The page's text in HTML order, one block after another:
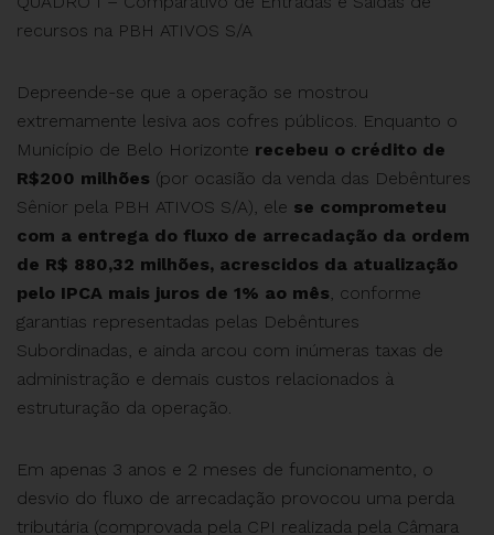
recursos na PBH ATIVOS S/A
Depreende-se que a operação se mostrou
extremamente lesiva aos cofres públicos. Enquanto o
Município de Belo Horizonte recebeu o crédito de
R$200 milhões (por ocasião da venda das Debêntures
Sênior pela PBH ATIVOS S/A), ele se comprometeu
com a entrega do fluxo de arrecadação da ordem
de R$ 880,32 milhões, acrescidos da atualização
pelo IPCA mais juros de 1% ao mês, conforme
garantias representadas pelas Debêntures
Subordinadas, e ainda arcou com inúmeras taxas de
administração e demais custos relacionados à
estruturação da operação.
Em apenas 3 anos e 2 meses de funcionamento, o
desvio do fluxo de arrecadação provocou uma perda
tributária (comprovada pela CPI realizada pela Câmara